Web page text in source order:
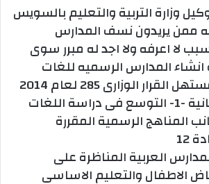
وزارة التربية والتعليم بالسويس
ممن يريدون نسف المدارس
لا اعرفه ولا اجد له مبرر سوى
المدارس الرسميه للغات
والتى وردت فى مستهل القرار الوزارى 285 لعام 2014
الا وهو المادة الثانية -1- التوسع فى دراسة اللغات
المناهج الرسمية المقررة
12
العربية المناظرة على
الاطفال والتعليم الاساسى